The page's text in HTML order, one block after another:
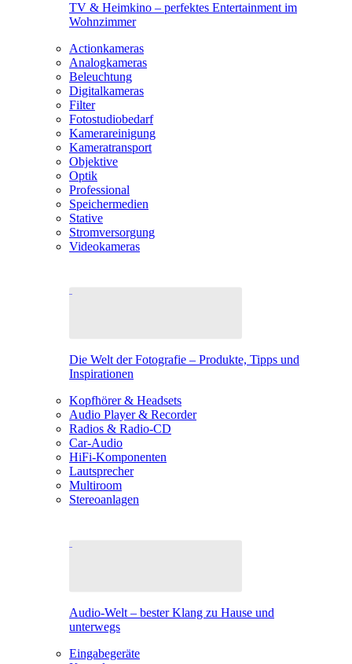
TV & Heimkino – perfektes Entertainment im
Wohnzimmer
Actionkameras
Analogkameras
Beleuchtung
Digitalkameras
Filter
Fotostudiobedarf
Kamerareinigung
Kameratransport
Objektive
Optik
Professional
Speichermedien
Stative
Stromversorgung
Videokameras
Die Welt der Fotografie – Produkte, Tipps und
Inspirationen
Kopfhörer & Headsets
Audio Player & Recorder
Radios & Radio-CD
Car-Audio
HiFi-Komponenten
Lautsprecher
Multiroom
Stereoanlagen
Audio-Welt – bester Klang zu Hause und
unterwegs
Eingabegeräte